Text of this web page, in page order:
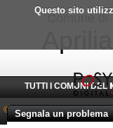
Questo sito
TUTTI I COMUNI DEL
Segnala un problema
© 2010-2026 Posytron